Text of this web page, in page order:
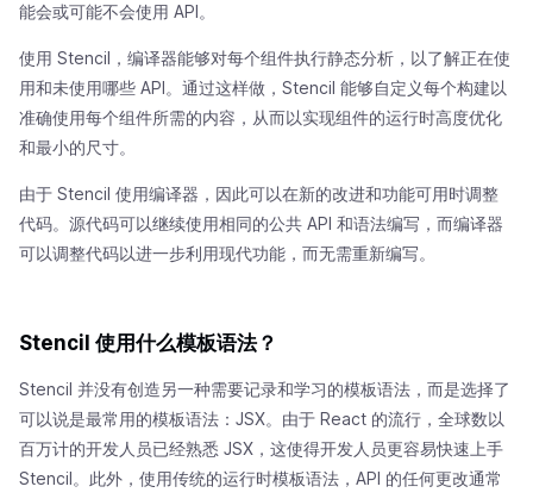
能会或可能不会使用 API。
使用 Stencil，编译器能够对每个组件执行静态分析，以了解正在使
用和未使用哪些 API。通过这样做，Stencil 能够自定义每个构建以
准确使用每个组件所需的内容，从而以实现组件的运行时高度优化
和最小的尺寸。
由于 Stencil 使用编译器，因此可以在新的改进和功能可用时调整
代码。源代码可以继续使用相同的公共 API 和语法编写，而编译器
可以调整代码以进一步利用现代功能，而无需重新编写。
Stencil 使用什么模板语法？
Stencil 并没有创造另一种需要记录和学习的模板语法，而是选择了
可以说是最常用的模板语法：JSX。由于 React 的流行，全球数以
百万计的开发人员已经熟悉 JSX，这使得开发人员更容易快速上手
Stencil。此外，使用传统的运行时模板语法，API 的任何更改通常